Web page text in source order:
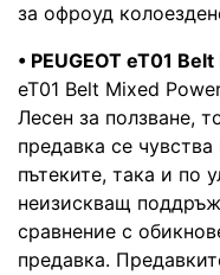
за офроуд
• PEUGEOT eT01
eT01 Belt Mixed
Лесен за ползване,
предавка се
пътеките, така и по
неизискващ
сравнение с
предавка.